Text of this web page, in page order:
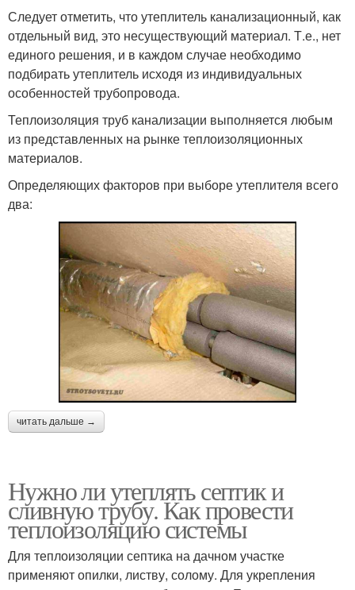
Следует отметить, что утеплитель канализационный, как
отдельный вид, это несуществующий материал. Т.е., нет
единого решения, и в каждом случае необходимо
подбирать утеплитель исходя из индивидуальных
особенностей трубопровода.
Теплоизоляция труб канализации выполняется любым
из представленных на рынке теплоизоляционных
материалов.
Определяющих факторов при выборе утеплителя всего
два:
читать дальше →
Нужно ли утеплять септик и
сливную трубу. Как провести
теплоизоляцию системы
Для теплоизоляции септика на дачном участке
применяют опилки, листву, солому. Для укрепления